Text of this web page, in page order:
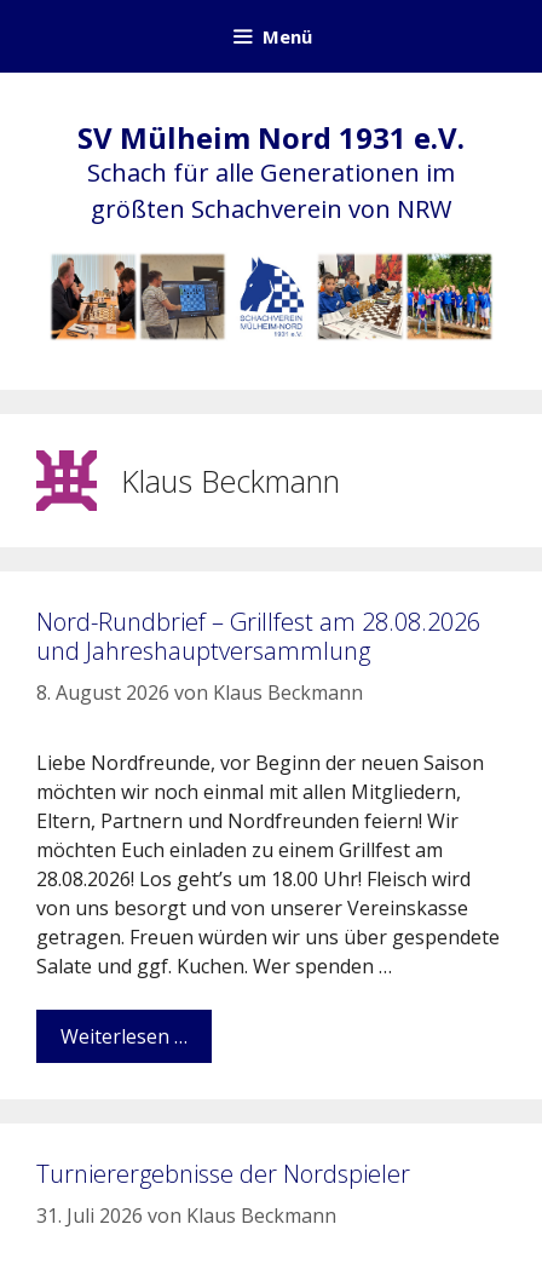
springen
Menü
SV Mülheim Nord 1931 e.V.
Schach für alle Generationen im
größten Schachverein von NRW
Klaus Beckmann
Nord-Rundbrief – Grillfest am 28.08.2026
und Jahreshauptversammlung
8. August 2026 von Klaus Beckmann
Liebe Nordfreunde, vor Beginn der neuen Saison
möchten wir noch einmal mit allen Mitgliedern,
Eltern, Partnern und Nordfreunden feiern! Wir
möchten Euch einladen zu einem Grillfest am
28.08.2026! Los geht’s um 18.00 Uhr! Fleisch wird
von uns besorgt und von unserer Vereinskasse
getragen. Freuen würden wir uns über gespendete
Salate und ggf. Kuchen. Wer spenden …
Weiterlesen …
Turnierergebnisse der Nordspieler
31. Juli 2026 von Klaus Beckmann